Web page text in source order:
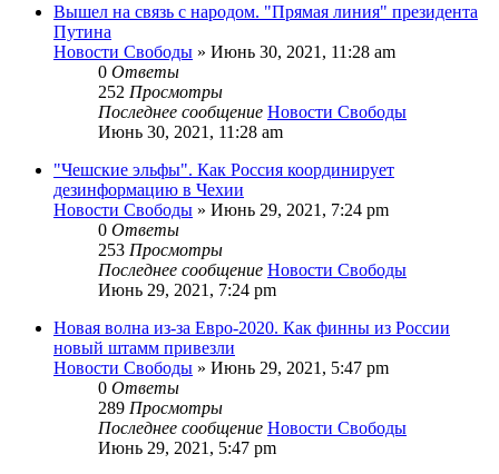
Вышел на связь с народом. "Прямая линия" президента
Путина
Новости Свободы » Июнь 30, 2021, 11:28 am
0 Ответы
252 Просмотры
Последнее сообщение Новости Свободы
Июнь 30, 2021, 11:28 am
"Чешские эльфы". Как Россия координирует
дезинформацию в Чехии
Новости Свободы » Июнь 29, 2021, 7:24 pm
0 Ответы
253 Просмотры
Последнее сообщение Новости Свободы
Июнь 29, 2021, 7:24 pm
Новая волна из-за Евро-2020. Как финны из России
новый штамм привезли
Новости Свободы » Июнь 29, 2021, 5:47 pm
0 Ответы
289 Просмотры
Последнее сообщение Новости Свободы
Июнь 29, 2021, 5:47 pm